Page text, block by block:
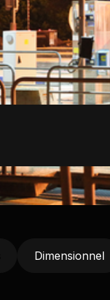
Dimensionnel